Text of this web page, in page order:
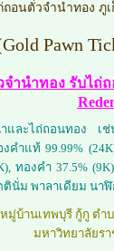
ตั๋วจำนำทอง ภูเก็
Pawn
ำนำทอง รับไถ่ถ
ำและไถ่ถอนทอง
คำแท้ 99.99%
ทองคำ 37.5%
ตินั่ม พาลาเดียม นา
มู่บ้านเทพบุรี กู้กู ตำ
มหาวิทยาลัยร